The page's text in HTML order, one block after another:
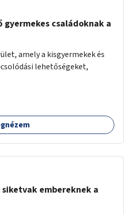
családoknak a
amely a kisgyermekek és
lehetőségeket,
embereknek a